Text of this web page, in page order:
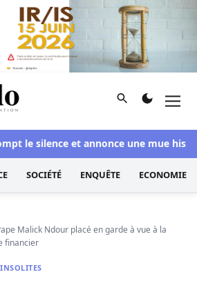
site d'information et d'investigation
Rechercher
le silence et annonce une mue
SOCIÉTÉ ENQUÊTE ECONOMIE
Malick Ndour placé en garde à vue à la
financier